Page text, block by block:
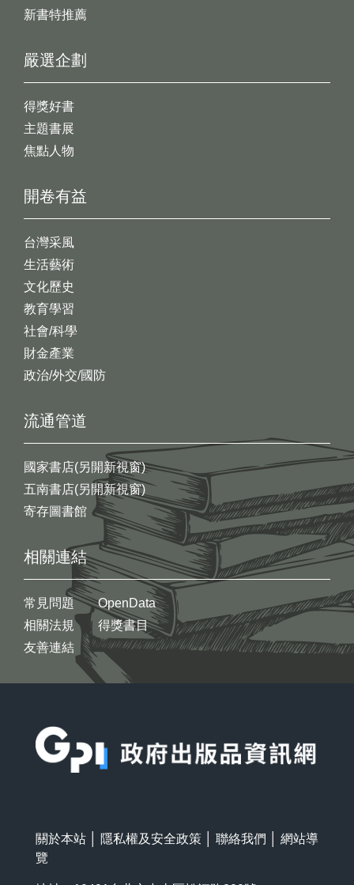
新書特推薦
開卷有益
台灣采風
生活藝術
文化歷史
教育學習
社會/科學
財金產業
政治/外交/國防
嚴選企劃
得獎好書
主題書展
焦點人物
流通管道
國家書店(另開新視窗)
五南書店(另開新視窗)
寄存圖書館
相關連結
常見問題
相關法規
友善連結
OpenData
得獎書目
關於本站 隱私權及安全政策 聯絡我們
網站導
覽